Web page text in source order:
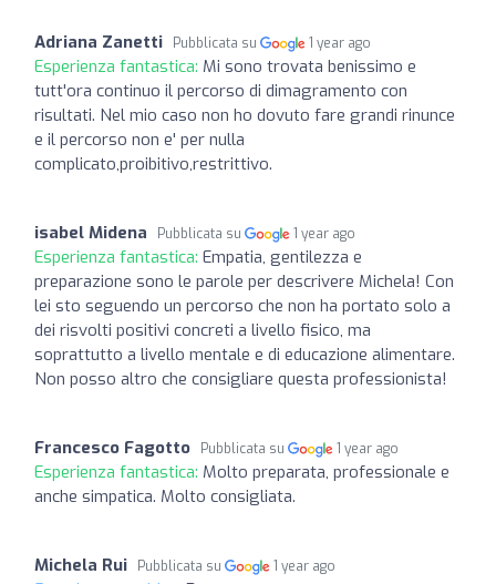
Adriana Zanetti Pubblicata su 1 year ago
Esperienza fantastica: Mi sono trovata benissimo e
tutt'ora continuo il percorso di dimagramento con
risultati. Nel mio caso non ho dovuto fare grandi rinunce
e il percorso non e' per nulla
complicato,proibitivo,restrittivo.
isabel Midena Pubblicata su 1 year ago
Esperienza fantastica: Empatia, gentilezza e
preparazione sono le parole per descrivere Michela! Con
lei sto seguendo un percorso che non ha portato solo a
dei risvolti positivi concreti a livello fisico, ma
soprattutto a livello mentale e di educazione alimentare.
Non posso altro che consigliare questa professionista!
Francesco Fagotto Pubblicata su 1 year ago
Esperienza fantastica: Molto preparata, professionale e
anche simpatica. Molto consigliata.
Michela Rui Pubblicata su 1 year ago